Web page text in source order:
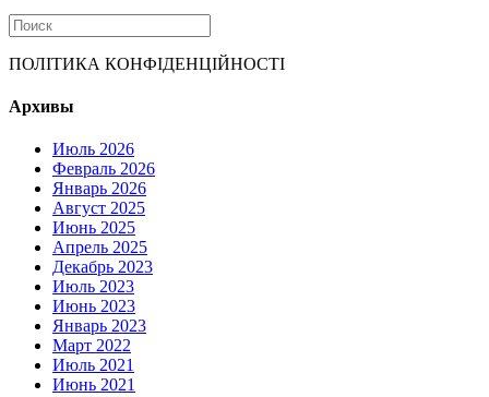
ПОЛІТИКА КОНФІДЕНЦІЙНОСТІ
Архивы
Июль 2026
Февраль 2026
Январь 2026
Август 2025
Июнь 2025
Апрель 2025
Декабрь 2023
Июль 2023
Июнь 2023
Январь 2023
Март 2022
Июль 2021
Июнь 2021